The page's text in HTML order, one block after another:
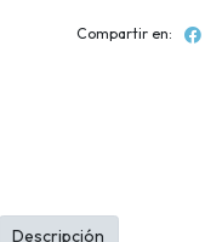
Compartir en:
Descripción